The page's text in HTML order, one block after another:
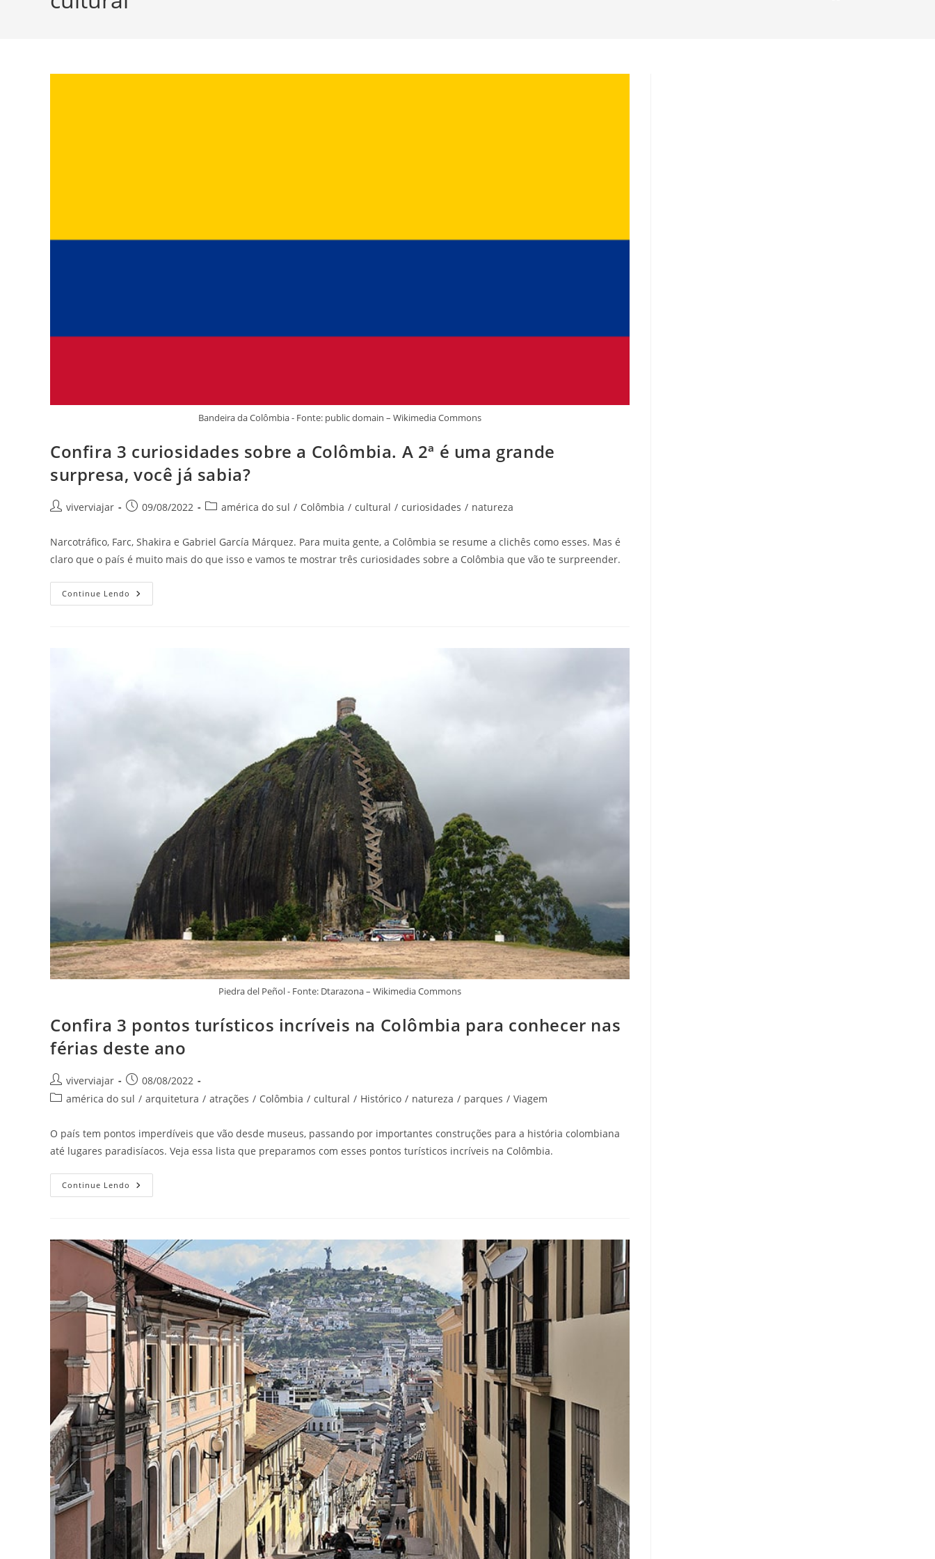
Bandeira da Colômbia - Fonte: public domain – Wikimedia Commons
Confira 3 curiosidades sobre a Colômbia. A 2ª é uma grande
surpresa, você já sabia?
Autorviverviajar
Post09/08/2022
Categoria
post:
américa do sul / Colômbia / cultural / curiosidades / natureza
Narcotráfico, Farc, Shakira e Gabriel García Márquez. Para muita gente, a Colômbia se resume a clichês como esses. Mas é
claro que o país é muito mais do que isso e vamos te mostrar três curiosidades sobre a Colômbia que vão te surpreender.
Continue Lendo Confira
3
Piedra del Peñol - Fonte: Dtarazona – Wikimedia Commons
Confira 3 pontos turísticos incríveis na Colômbia para conhecer nas
férias deste ano
Autor
do
viverviajar
Post
publicado:
08/08/2022
Categoria
post:
américa do sul / arquitetura / atrações / Colômbia / cultural / Histórico / natureza / parques / Viagem
O país tem pontos imperdíveis que vão desde museus, passando por importantes construções para a história colombiana
até lugares paradisíacos. Veja essa lista que preparamos com esses pontos turísticos incríveis na Colômbia.
Continue Lendo Confira
3
Colômbia
Para
Conhecer
Nas
Férias
Deste
Ano